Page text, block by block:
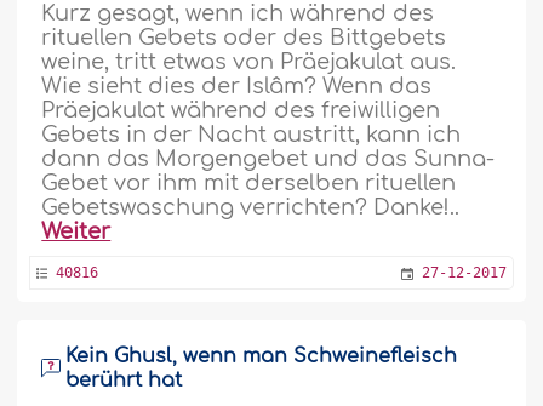
Kurz gesagt, wenn ich während des
rituellen Gebets oder des Bittgebets
weine, tritt etwas von Präejakulat aus.
Wie sieht dies der Islâm? Wenn das
Präejakulat während des freiwilligen
Gebets in der Nacht austritt, kann ich
dann das Morgengebet und das Sunna-
Gebet vor ihm mit derselben rituellen
Gebetswaschung verrichten? Danke!..
Weiter
40816 27-12-2017
Kein Ghusl, wenn man Schweinefleisch
berührt hat